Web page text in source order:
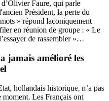
Faure, qui parle
Président, la perte du
» répond laconiquement
en réunion de groupe : « Le
de rassembler »…
jamais amélioré les
hollandais historique, n’a pas
moment. Les Français ont